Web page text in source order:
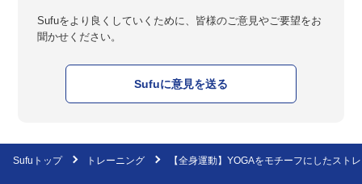
Sufuをより良くしていくために、皆様のご意見やご要望をお
聞かせください。
Sufuに意見を送る
Sufuトップ トレーニング 【全身運動】YOGAをモチーフにしたスト